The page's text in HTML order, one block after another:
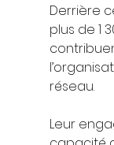
Derrière
plus de 1
réseau.
Leur